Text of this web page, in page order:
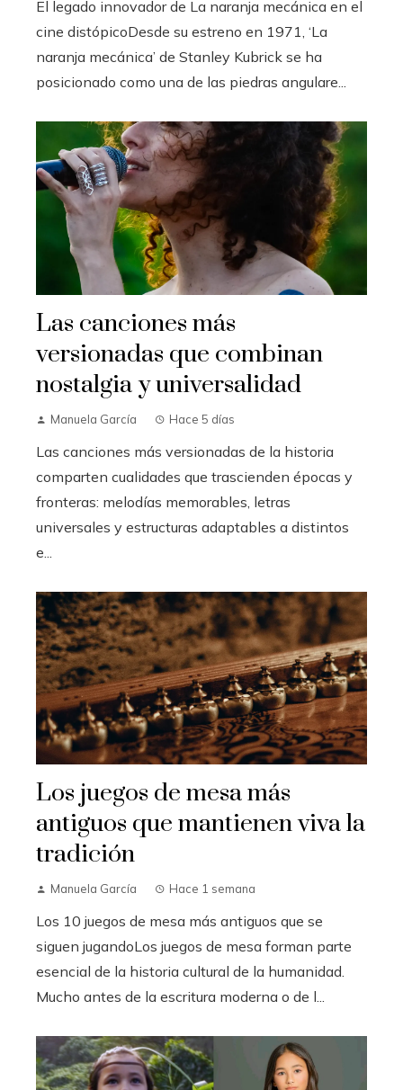
El legado innovador de La naranja mecánica en el
cine distópicoDesde su estreno en 1971, ‘La
naranja mecánica’ de Stanley Kubrick se ha
posicionado como una de las piedras angulare...
Las canciones más
versionadas que combinan
nostalgia y universalidad
Manuela García Hace 5 días
Las canciones más versionadas de la historia
comparten cualidades que trascienden épocas y
fronteras: melodías memorables, letras
universales y estructuras adaptables a distintos
e...
Los juegos de mesa más
antiguos que mantienen viva la
tradición
Manuela García Hace 1 semana
Los 10 juegos de mesa más antiguos que se
siguen jugandoLos juegos de mesa forman parte
esencial de la historia cultural de la humanidad.
Mucho antes de la escritura moderna o de l...